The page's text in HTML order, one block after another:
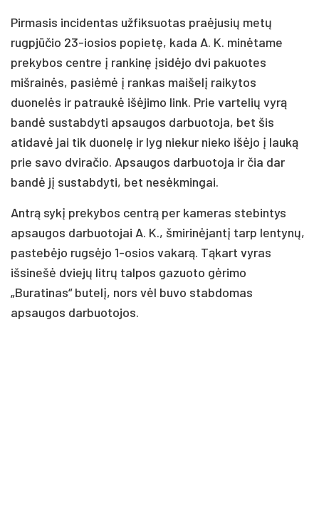
Pirmasis incidentas užfiksuotas praėjusių metų
rugpjūčio 23-iosios popietę, kada A. K. minėtame
prekybos centre į rankinę įsidėjo dvi pakuotes
mišrainės, pasiėmė į rankas maišelį raikytos
duonelės ir patraukė išėjimo link. Prie vartelių vyrą
bandė sustabdyti apsaugos darbuotoja, bet šis
atidavė jai tik duonelę ir lyg niekur nieko išėjo į lauką
prie savo dviračio. Apsaugos darbuotoja ir čia dar
bandė jį sustabdyti, bet nesėkmingai.
Antrą sykį prekybos centrą per kameras stebintys
apsaugos darbuotojai A. K., šmirinėjantį tarp lentynų,
pastebėjo rugsėjo 1-osios vakarą. Tąkart vyras
išsinešė dviejų litrų talpos gazuoto gėrimo
„Buratinas“ butelį, nors vėl buvo stabdomas
apsaugos darbuotojos.